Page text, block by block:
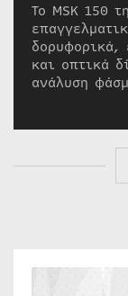
Το MSK 150
δορυφορικά,
και οπτικά
ανάλυση